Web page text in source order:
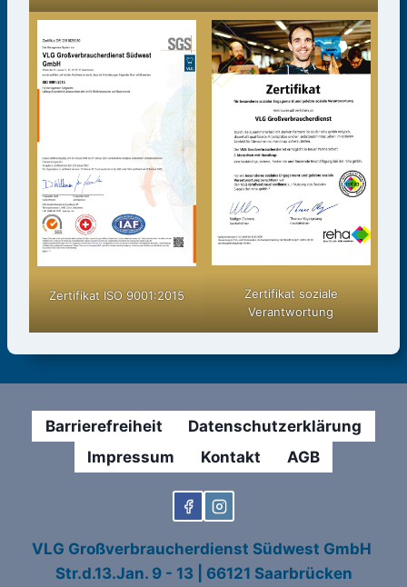
Zertifikat ISO 9001:2015
Zertifikat soziale
Verantwortung
Barrierefreiheit
Datenschutzerklärung
Impressum
Kontakt AGB
VLG Großverbraucherdienst Südwest GmbH
Str.d.13.Jan. 9 - 13 | 66121 Saarbrücken